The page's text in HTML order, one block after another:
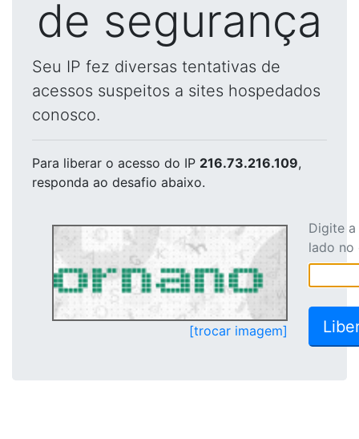
de segurança
Seu IP fez diversas tentativas de
acessos suspeitos a sites hospedados
conosco.
Para liberar o acesso do IP 216.73.216.109,
responda ao desafio abaixo.
[trocar imagem]
Digite
lado no